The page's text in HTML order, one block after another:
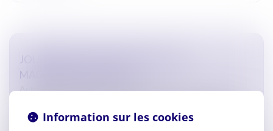
JOURNÉE NATIONALE RENCONTRE
MAGISTRATS-AVOCATS
Actualites barreau de Carcassonne
consacrée aux relations magistrats-avocats. A Carcassonne,
Information sur les cookies